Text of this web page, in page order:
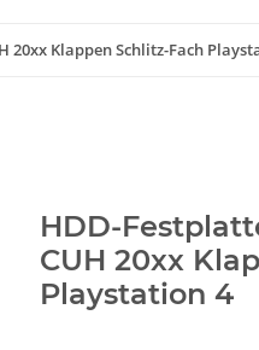
20xx Klappen Schlitz-Fach
HDD-
CUH 20xx
Playstation 4